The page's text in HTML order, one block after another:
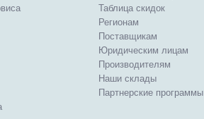
Таблица скидок
Регионам
Поставщикам
Юридическим лицам
Производителям
Наши склады
Партнерские программы